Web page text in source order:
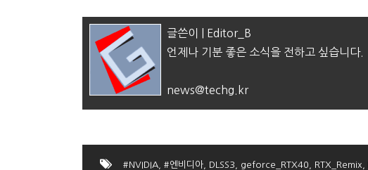
글쓴이 | Editor_B
언제나 기분 좋은 소식을 전하고 싶습니다.
news@techg.kr
#NVIDIA #엔비디아 DLSS3 geforce_RTX40 RTX_Remix